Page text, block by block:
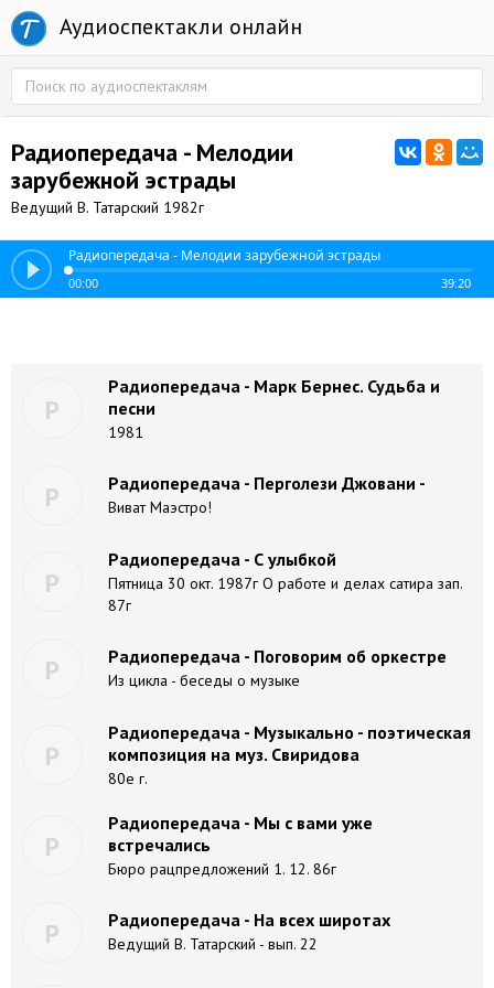
Аудиоспектакли онлайн
Радиопередача - Мелодии
зарубежной эстрады
Ведущий В. Татарский 1982г
Радиопередача - Мелодии зарубежной эстрады
00:00 39:20
Р
Радиопередача - Марк Бернес. Судьба и
песни
1981
Р Радиопередача - Перголези Джовани -
Виват Маэстро!
Р
Радиопередача - С улыбкой
Пятница 30 окт. 1987г О работе и делах сатира зап.
87г
Р Радиопередача - Поговорим об оркестре
Из цикла - беседы о музыке
Р
Радиопередача - Музыкально - поэтическая
композиция на муз. Свиридова
80е г.
Р
Радиопередача - Мы с вами уже
встречались
Бюро рацпредложений 1. 12. 86г
Р Радиопередача - На всех широтах
Ведущий В. Татарский - вып. 22